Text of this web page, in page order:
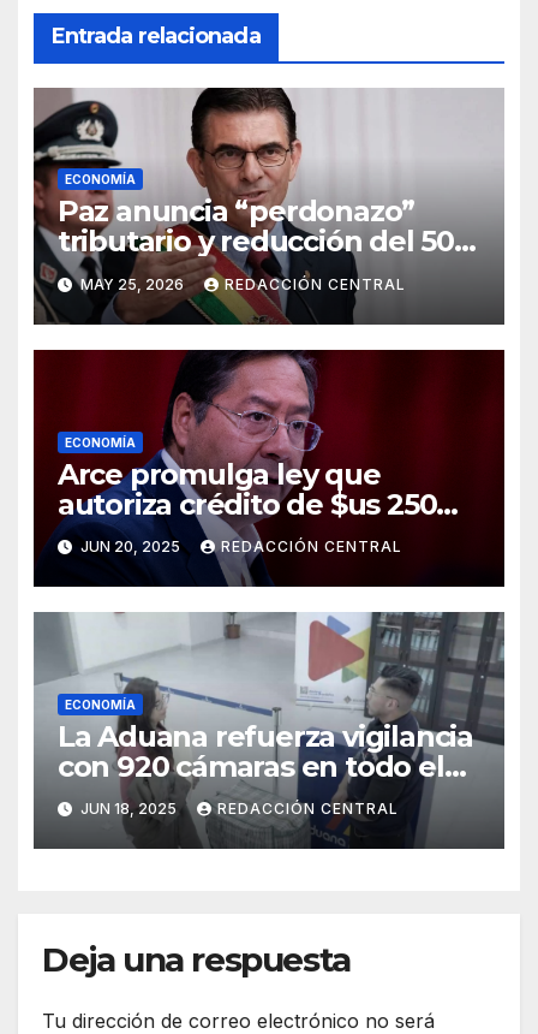
Entrada relacionada
ECONOMÍA
Paz anuncia “perdonazo”
tributario y reducción del 50%
al salario del Presidente y
ministros
MAY 25, 2026 REDACCIÓN CENTRAL
ECONOMÍA
Arce promulga ley que
autoriza crédito de $us 250
millones del BID para
emergencias
JUN 20, 2025 REDACCIÓN CENTRAL
ECONOMÍA
La Aduana refuerza vigilancia
con 920 cámaras en todo el
país
JUN 18, 2025 REDACCIÓN CENTRAL
Deja una respuesta
Tu dirección de correo electrónico no será